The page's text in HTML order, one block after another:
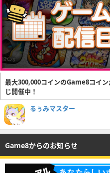
最大300,000コインのGame8コイ
じ開催中！
るぅみマスター
Game8からのお知らせ